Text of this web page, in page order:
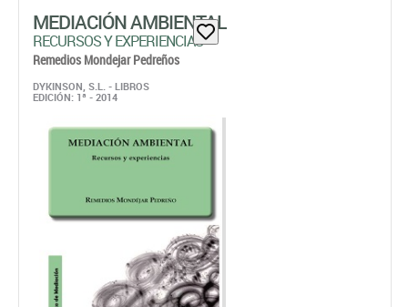
MEDIACIÓN AMBIENTAL
RECURSOS Y EXPERIENCIAS
Remedios Mondejar Pedreños
DYKINSON, S.L. - LIBROS
EDICIÓN: 1ª - 2014